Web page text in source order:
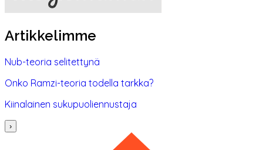
Artikkelimme
Nub-teoria selitettynä
Onko Ramzi-teoria todella tarkka?
Kiinalainen sukupuoliennustaja
›